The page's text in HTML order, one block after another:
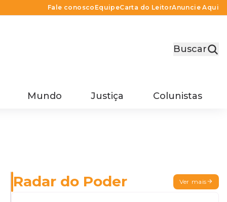
Fale conosco EquipeCarta do LeitorAnuncie Aqui
Buscar
Mundo Justiça Colunistas
Radar do Poder Ver mais